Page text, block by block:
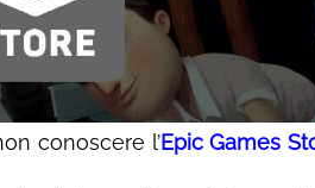
conoscere l’Epic Games